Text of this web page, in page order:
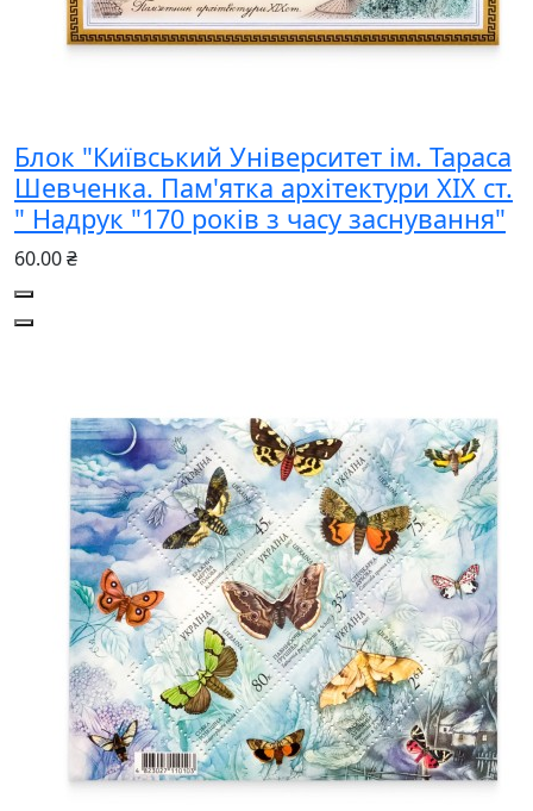
Блок "Київський Університет ім. Тараса
Шевченка. Пам'ятка архітектури XIX ст.
" Надрук "170 років з часу заснування"
60.00 ₴